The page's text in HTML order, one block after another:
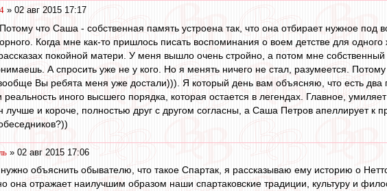
» 02 авг 2015 17:17
, Потому что Саша - собственная память устроена так, что она отбирает нужное
Когда мне как-то пришлось писать воспоминания о воем детстве для
покойной матери. У меня вышло очень стройно, а потом мне собственный
А спросить уже не у кого. Но я менять ничего не стал, разумеется.
Вы ребята меня уже достали))). Я который день вам объясняю, что есть два
реальность иного высшего порядка, которая остается в легендах. Главное,
лучше и короче, полностью друг с другом согласны, а Саша Петров апеллирует
» 02 авг 2015 17:06
объяснить обывателю, что такое Спартак, я рассказываю ему историю о
она отражает наилучшим образом наши спартаковские традиции, культуру и